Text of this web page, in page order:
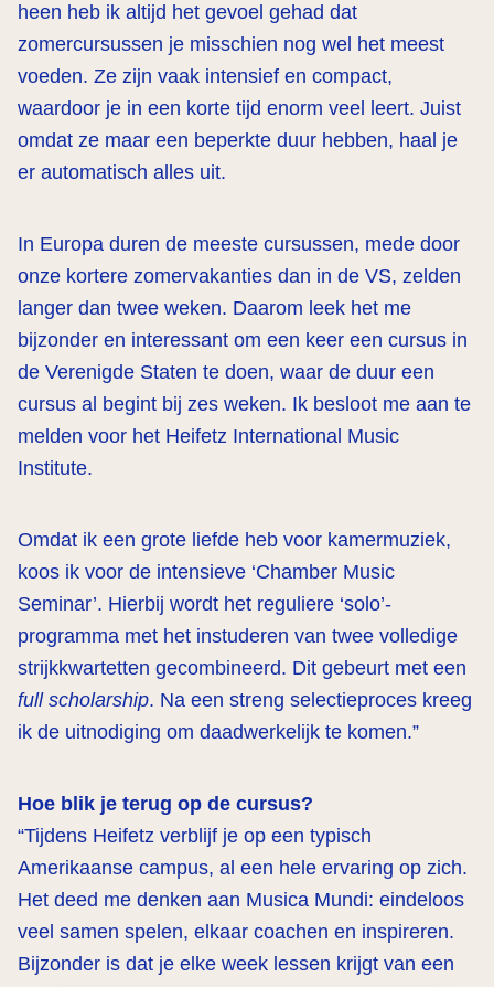
heen heb ik altijd het gevoel gehad dat
zomercursussen je misschien nog wel het meest
voeden. Ze zijn vaak intensief en compact,
waardoor je in een korte tijd enorm veel leert. Juist
omdat ze maar een beperkte duur hebben, haal je
er automatisch alles uit.
In Europa duren de meeste cursussen, mede door
onze kortere zomervakanties dan in de VS, zelden
langer dan twee weken. Daarom leek het me
bijzonder en interessant om een keer een cursus in
de Verenigde Staten te doen, waar de duur een
cursus al begint bij zes weken. Ik besloot me aan te
melden voor het Heifetz International Music
Institute.
Omdat ik een grote liefde heb voor kamermuziek,
koos ik voor de intensieve ‘Chamber Music
Seminar’. Hierbij wordt het reguliere ‘solo’-
programma met het instuderen van twee volledige
strijkkwartetten gecombineerd. Dit gebeurt met een
full scholarship. Na een streng selectieproces kreeg
ik de uitnodiging om daadwerkelijk te komen.”
Hoe blik je terug op de cursus?
“Tijdens Heifetz verblijf je op een typisch
Amerikaanse campus, al een hele ervaring op zich.
Het deed me denken aan Musica Mundi: eindeloos
veel samen spelen, elkaar coachen en inspireren.
Bijzonder is dat je elke week lessen krijgt van een